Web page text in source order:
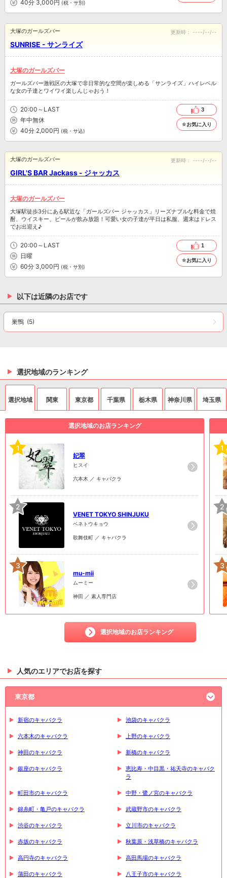
40分 3,000円 (税・サ別)
SUNRISE - サンライズ
大塚のガールズバー 更新時： ----/--/--
大塚のガールズバー
ガールズバー激戦区の大塚で非日常的な空間が楽しめる「サンライズ」ハイレベル
な女の子達とワイワイ楽しんじゃおう！
20:00～LAST
年中無休
40分 2,000円 (税・サ込)
3
☆お気に入り
GIRL'S BAR Jackass - ジャッカス
大塚のガールズバー 更新時： ----/--/--
大塚のガールズバー
大塚駅徒歩3分にある駅近な「ガールズバー ジャッカス」リーズナブルな料金で焼
酎、ウイスキー、ビールが飲み放題！可愛い女の子達が平日は私服、週末はドレス
でお出迎え♪
20:00～LAST
日曜
60分 3,000円 (税・サ別)
1
☆お気に入り
以下は近隣のお店です
巣鴨 (5)
選択地域のランキング
選択地域 関東 東京都 千葉県 栃木県 神奈川県 埼玉県
選択地域のお店ランキング
1
妃翠
ヒスイ
六本木 ／ キャバクラ
2
VENET TOKYO SHINJUKU
ベネトウキョウ
歌舞伎町 ／ キャバクラ
3
mu-mii
ムーミー
神田 ／ 素人専門店
選択地域のお店ランキング
1
2
3
人気のエリアでお店を探す
東京都
新宿のキャバクラ 池袋のキャバクラ
六本木のキャバクラ 上野のキャバクラ
神田のキャバクラ 新橋のキャバクラ
銀座のキャバクラ
恵比寿・中目黒・祐天寺のキャバク
ラ
町田市のキャバクラ 中野・鷺ノ宮のキャバクラ
錦糸町・亀戸のキャバクラ 武蔵野市のキャバクラ
渋谷のキャバクラ 立川市のキャバクラ
赤坂のキャバクラ 秋葉原・浅草橋のキャバクラ
高円寺のキャバクラ 高田馬場のキャバクラ
蒲田のキャバクラ 八王子市のキャバクラ